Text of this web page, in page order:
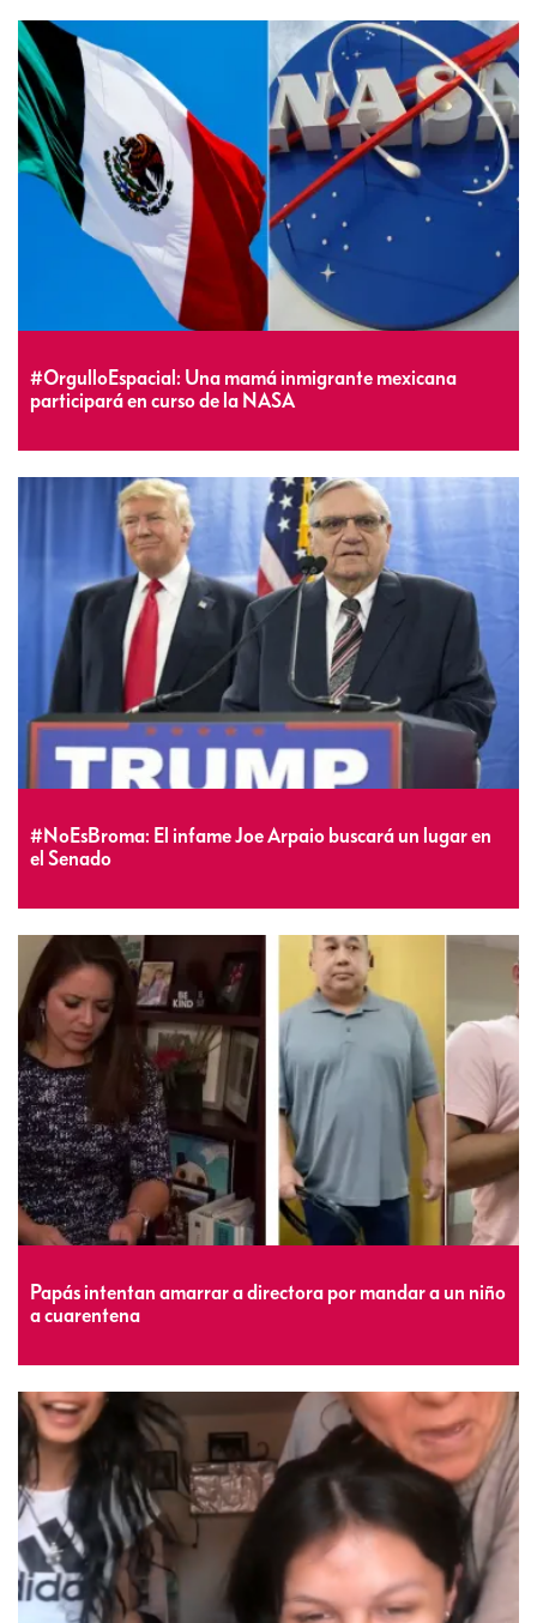
#OrgulloEspacial: Una mamá inmigrante mexicana
participará en curso de la NASA
#NoEsBroma: El infame Joe Arpaio buscará un lugar en
el Senado
Papás intentan amarrar a directora por mandar a un niño
a cuarentena